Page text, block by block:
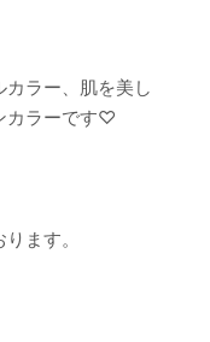
ラー、肌を美し
カラーです♡
ます。